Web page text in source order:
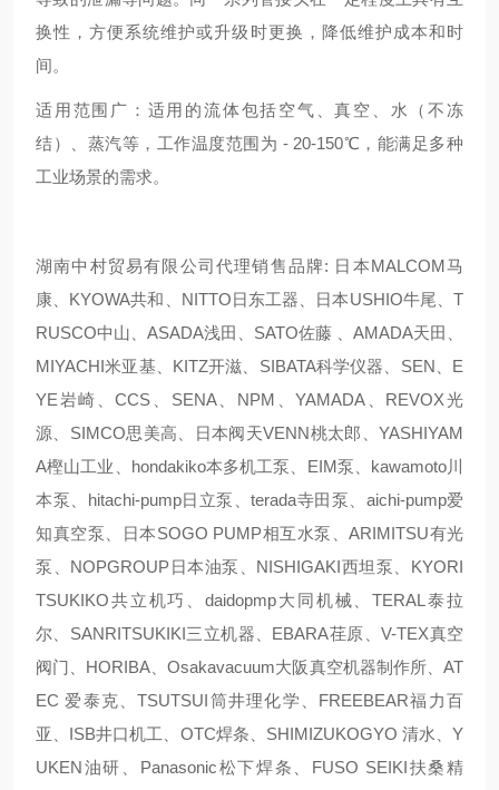
换性，方便系统维护或升级时更换，降低维护成本和时
间。
适用范围广：适用的流体包括空气、真空、水（不冻
结）、蒸汽等，工作温度范围为 - 20-150℃，能满足多种
工业场景的需求。
湖南中村贸易有限公司代理销售品牌: 日本MALCOM马
康、KYOWA共和、NITTO日东工器、日本USHIO牛尾、T
RUSCO中山、ASADA浅田、SATO佐藤 、AMADA天田、
MIYACHI米亚基、KITZ开滋、SIBATA科学仪器、SEN、E
YE岩崎、CCS、SENA、NPM、YAMADA、REVOX光
源、SIMCO思美高、日本阀天VENN桃太郎、YASHIYAM
A樫山工业、hondakiko本多机工泵、EIM泵、kawamoto川
本泵、hitachi-pump日立泵、terada寺田泵、aichi-pump爱
知真空泵、日本SOGO PUMP相互水泵、ARIMITSU有光
泵、NOPGROUP日本油泵、NISHIGAKI西坦泵、KYORI
TSUKIKO共立机巧、daidopmp大同机械、TERAL泰拉
尔、SANRITSUKIKI三立机器、EBARA荏原、V-TEX真空
阀门、HORIBA、Osakavacuum大阪真空机器制作所、AT
EC 爱泰克、TSUTSUI筒井理化学、FREEBEAR福力百
亚、ISB井口机工、OTC焊条、SHIMIZUKOGYO 清水、Y
UKEN油研、Panasonic松下焊条、FUSO SEIKI扶桑精